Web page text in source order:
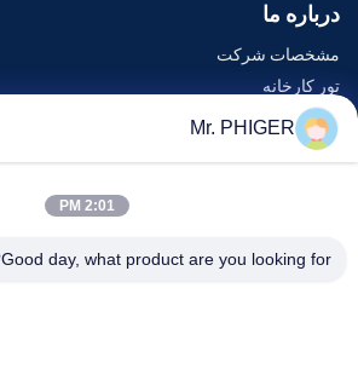
درباره ما
مشخصات شرکت
تور کارخانه
کنترل کیفیت
نقشه سایت
رویدادها
Mr. PHIGER
2:01 PM
Good day, what product are you looking for?